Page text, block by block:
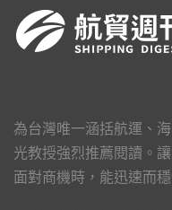
為台灣唯一涵括航運、
光教授強烈推薦閱讀。
面對商機時，能迅速而